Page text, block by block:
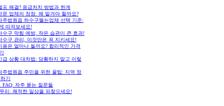
프 해결? 응급처치 방법과 한계
문 업체의 장점: 왜 맡겨야 할까요?
주법원읍 하수구뚫는업체 선택 기준:
따져보세요!
수구 막힘 예방, 작은 습관이 큰 효과!
수구 관리, 이것만은 꼭 지키세요!
용은 얼마나 들까요? 합리적인 가격
급 상황 대처법: 당황하지 말고 이렇
주법원읍 주민을 위한 꿀팁: 지역 정
기
FAQ: 자주 묻는 질문들
리: 쾌적한 일상을 되찾으세요!